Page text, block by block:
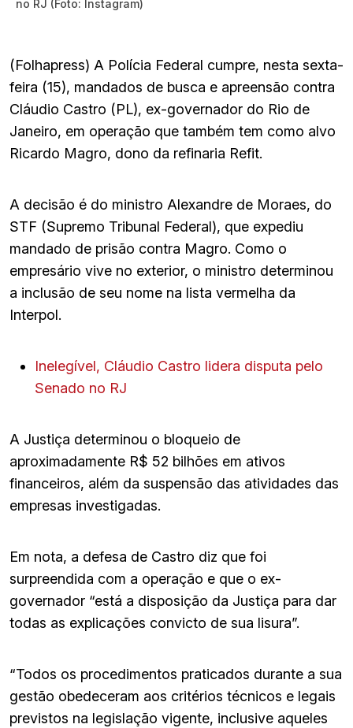
no RJ (Foto: Instagram)
(Folhapress) A Polícia Federal cumpre, nesta sexta-
feira (15), mandados de busca e apreensão contra
Cláudio Castro (PL), ex-governador do Rio de
Janeiro, em operação que também tem como alvo
Ricardo Magro, dono da refinaria Refit.
A decisão é do ministro Alexandre de Moraes, do
STF (Supremo Tribunal Federal), que expediu
mandado de prisão contra Magro. Como o
empresário vive no exterior, o ministro determinou
a inclusão de seu nome na lista vermelha da
Interpol.
Inelegível, Cláudio Castro lidera disputa pelo
Senado no RJ
A Justiça determinou o bloqueio de
aproximadamente R$ 52 bilhões em ativos
financeiros, além da suspensão das atividades das
empresas investigadas.
Em nota, a defesa de Castro diz que foi
surpreendida com a operação e que o ex-
governador “está a disposição da Justiça para dar
todas as explicações convicto de sua lisura”.
“Todos os procedimentos praticados durante a sua
gestão obedeceram aos critérios técnicos e legais
previstos na legislação vigente, inclusive aqueles